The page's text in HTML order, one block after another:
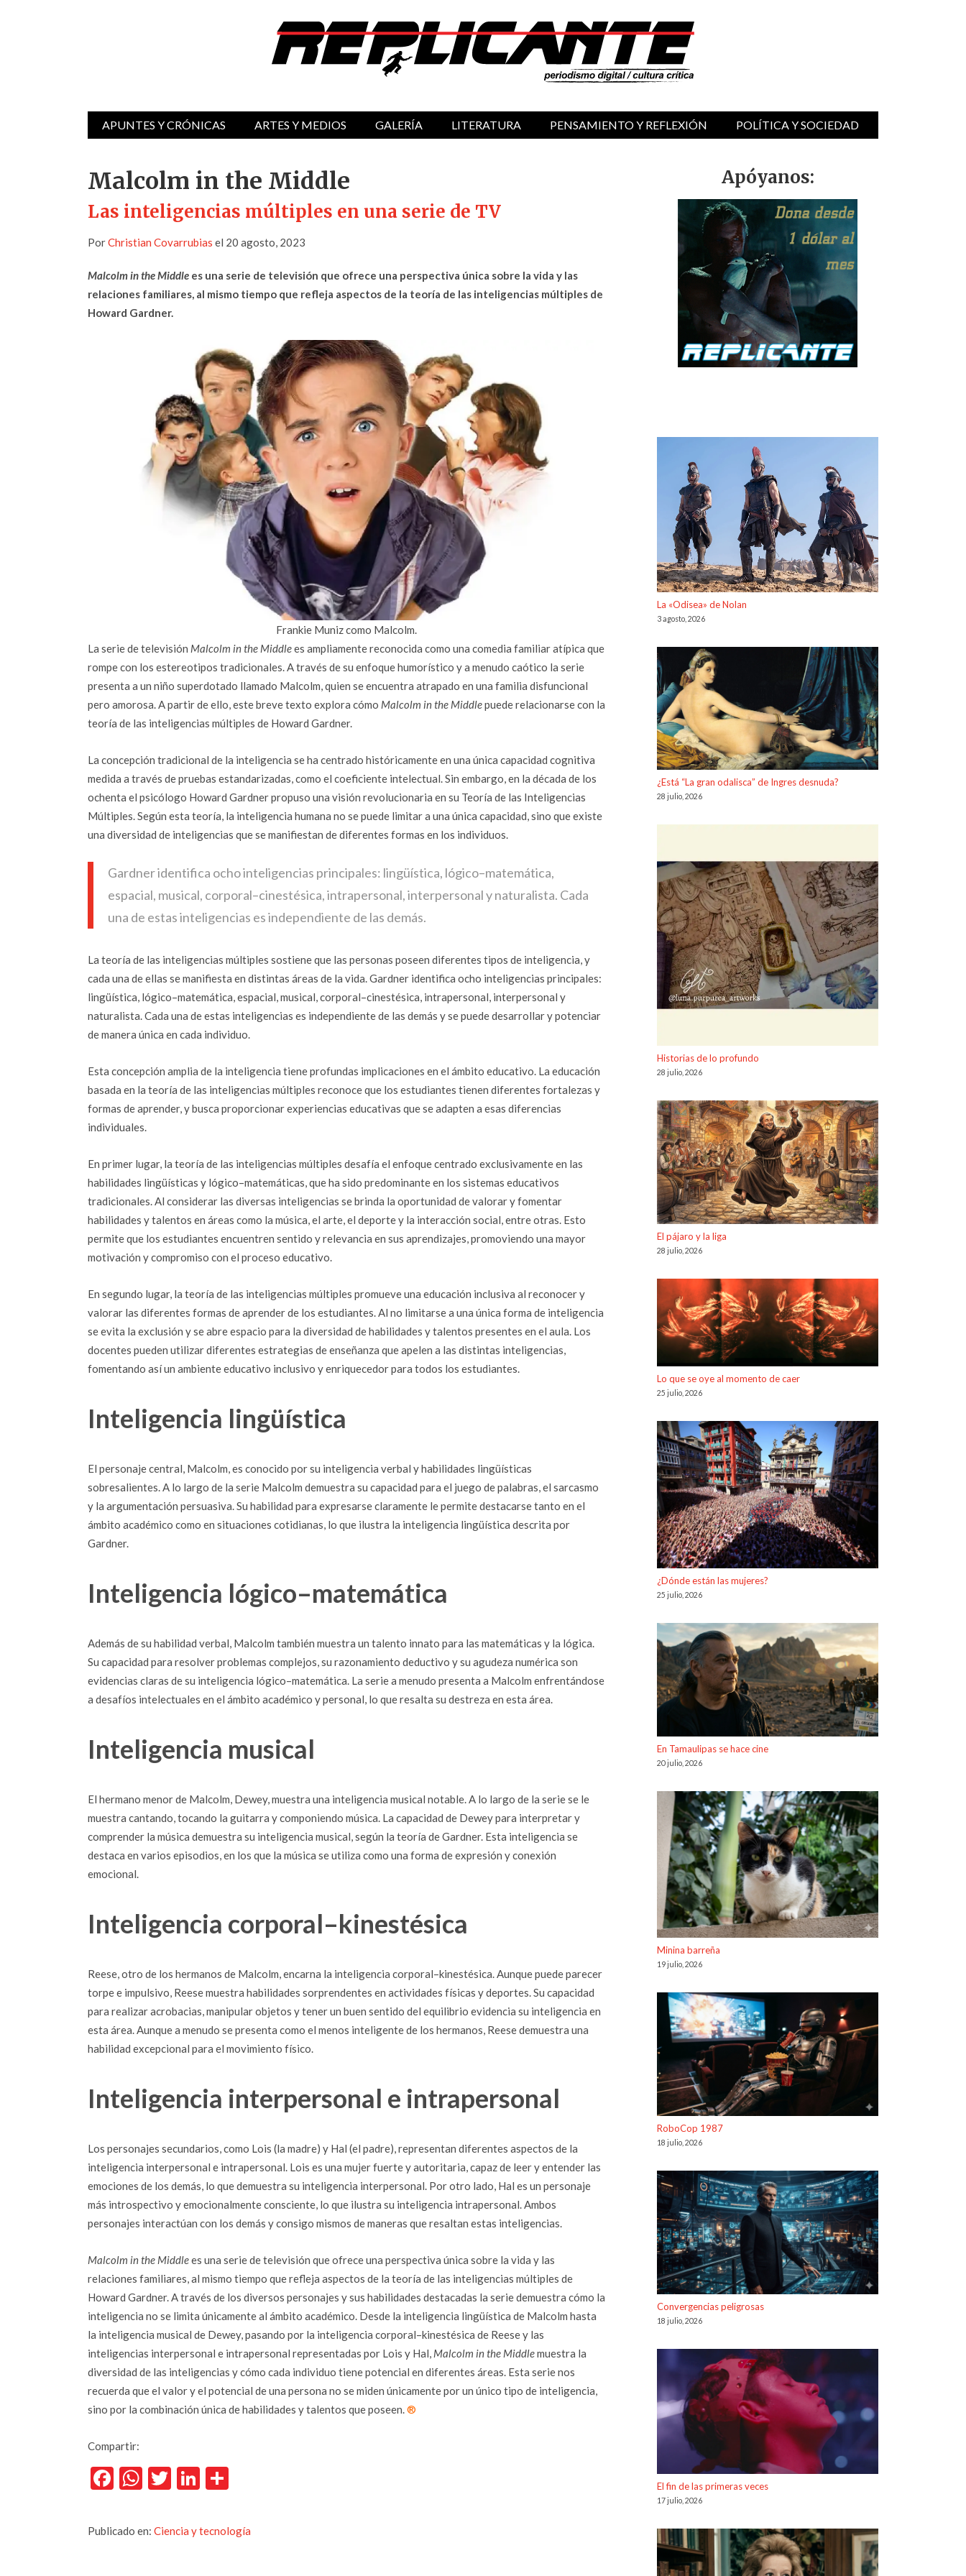
APUNTES Y CRÓNICAS ARTES Y MEDIOS GALERÍA LITERATURA PENSAMIENTO Y REFLEXIÓN POLÍTICA Y SOCIEDAD
Malcolm in the Middle
Las inteligencias múltiples en una serie de TV
PorChristian Covarrubias el 20 agosto, 2023
Malcolm in the Middle es una serie de televisión que ofrece una perspectiva única sobre la vida y las
relaciones familiares, al mismo tiempo que refleja aspectos de la teoría de las inteligencias múltiples de
Howard Gardner.
Frankie Muniz como Malcolm.
La serie de televisión Malcolm in the Middlees ampliamente reconocida como una comedia familiar atípica que
rompe con los estereotipos tradicionales. A través de su enfoque humorístico y a menudo caótico la serie
presenta a un niño superdotado llamado Malcolm, quien se encuentra atrapado en una familia disfuncional
pero amorosa. A partir de ello, este breve texto explora cómo Malcolm in the Middlepuede relacionarse con la
teoría de las inteligencias múltiples de Howard Gardner.
La concepción tradicional de la inteligencia se ha centrado históricamente en una única capacidad cognitiva
medida a través de pruebas estandarizadas, como el coeficiente intelectual. Sin embargo, en la década de los
ochenta el psicólogo Howard Gardner propuso una visión revolucionaria en su Teoría de las Inteligencias
Múltiples. Según esta teoría, la inteligencia humana no se puede limitar a una única capacidad, sino que existe
una diversidad de inteligencias que se manifiestan de diferentes formas en los individuos.
Gardner identifica ocho inteligencias principales: lingüística, lógico–matemática,
espacial, musical, corporal–cinestésica, intrapersonal, interpersonal y naturalista. Cada
una de estas inteligencias es independiente de las demás.
La teoría de las inteligencias múltiples sostiene que las personas poseen diferentes tipos de inteligencia, y
cada una de ellas se manifiesta en distintas áreas de la vida. Gardner identifica ocho inteligencias principales:
lingüística, lógico–matemática, espacial, musical, corporal–cinestésica, intrapersonal, interpersonal y
naturalista. Cada una de estas inteligencias es independiente de las demás y se puede desarrollar y potenciar
de manera única en cada individuo.
Esta concepción amplia de la inteligencia tiene profundas implicaciones en el ámbito educativo. La educación
basada en la teoría de las inteligencias múltiples reconoce que los estudiantes tienen diferentes fortalezas y
formas de aprender, y busca proporcionar experiencias educativas que se adapten a esas diferencias
individuales.
En primer lugar, la teoría de las inteligencias múltiples desafía el enfoque centrado exclusivamente en las
habilidades lingüísticas y lógico–matemáticas, que ha sido predominante en los sistemas educativos
tradicionales. Al considerar las diversas inteligencias se brinda la oportunidad de valorar y fomentar
habilidades y talentos en áreas como la música, el arte, el deporte y la interacción social, entre otras. Esto
permite que los estudiantes encuentren sentido y relevancia en sus aprendizajes, promoviendo una mayor
motivación y compromiso con el proceso educativo.
En segundo lugar, la teoría de las inteligencias múltiples promueve una educación inclusiva al reconocer y
valorar las diferentes formas de aprender de los estudiantes. Al no limitarse a una única forma de inteligencia
se evita la exclusión y se abre espacio para la diversidad de habilidades y talentos presentes en el aula. Los
docentes pueden utilizar diferentes estrategias de enseñanza que apelen a las distintas inteligencias,
fomentando así un ambiente educativo inclusivo y enriquecedor para todos los estudiantes.
Inteligencia lingüística
El personaje central, Malcolm, es conocido por su inteligencia verbal y habilidades lingüísticas
sobresalientes. A lo largo de la serie Malcolm demuestra su capacidad para el juego de palabras, el sarcasmo
y la argumentación persuasiva. Su habilidad para expresarse claramente le permite destacarse tanto en el
ámbito académico como en situaciones cotidianas, lo que ilustra la inteligencia lingüística descrita por
Gardner.
Inteligencia lógico–matemática
Además de su habilidad verbal, Malcolm también muestra un talento innato para las matemáticas y la lógica.
Su capacidad para resolver problemas complejos, su razonamiento deductivo y su agudeza numérica son
evidencias claras de su inteligencia lógico–matemática. La serie a menudo presenta a Malcolm enfrentándose
a desafíos intelectuales en el ámbito académico y personal, lo que resalta su destreza en esta área.
Inteligencia musical
El hermano menor de Malcolm, Dewey, muestra una inteligencia musical notable. A lo largo de la serie se le
muestra cantando, tocando la guitarra y componiendo música. La capacidad de Dewey para interpretar y
comprender la música demuestra su inteligencia musical, según la teoría de Gardner. Esta inteligencia se
destaca en varios episodios, en los que la música se utiliza como una forma de expresión y conexión
emocional.
Inteligencia corporal–kinestésica
Reese, otro de los hermanos de Malcolm, encarna la inteligencia corporal–kinestésica. Aunque puede parecer
torpe e impulsivo, Reese muestra habilidades sorprendentes en actividades físicas y deportes. Su capacidad
para realizar acrobacias, manipular objetos y tener un buen sentido del equilibrio evidencia su inteligencia en
esta área. Aunque a menudo se presenta como el menos inteligente de los hermanos, Reese demuestra una
habilidad excepcional para el movimiento físico.
Inteligencia interpersonal e intrapersonal
Los personajes secundarios, como Lois (la madre) y Hal (el padre), representan diferentes aspectos de la
inteligencia interpersonal e intrapersonal. Lois es una mujer fuerte y autoritaria, capaz de leer y entender las
emociones de los demás, lo que demuestra su inteligencia interpersonal. Por otro lado, Hal es un personaje
más introspectivo y emocionalmente consciente, lo que ilustra su inteligencia intrapersonal. Ambos
personajes interactúan con los demás y consigo mismos de maneras que resaltan estas inteligencias.
Malcolm in the Middlees una serie de televisión que ofrece una perspectiva única sobre la vida y las
relaciones familiares, al mismo tiempo que refleja aspectos de la teoría de las inteligencias múltiples de
Howard Gardner. A través de los diversos personajes y sus habilidades destacadas la serie demuestra cómo la
inteligencia no se limita únicamente al ámbito académico. Desde la inteligencia lingüística de Malcolm hasta
la inteligencia musical de Dewey, pasando por la inteligencia corporal–kinestésica de Reese y las
inteligencias interpersonal e intrapersonal representadas por Lois y Hal, Malcolm in the Middlemuestra la
diversidad de las inteligencias y cómo cada individuo tiene potencial en diferentes áreas. Esta serie nos
recuerda que el valor y el potencial de una persona no se miden únicamente por un único tipo de inteligencia,
sino por la combinación única de habilidades y talentos que poseen.®
Compartir:
Facebook
WhatsApp
TwitterLinkedIn
Publicado en: Ciencia y tecnología
Apóyanos:
La «Odisea» de Nolan
3 agosto, 2026
¿Está “La gran odalisca” de Ingres desnuda?
28 julio, 2026
Historias de lo profundo
28 julio, 2026
El pájaro y la liga
28 julio, 2026
Lo que se oye al momento de caer
25 julio, 2026
¿Dónde están las mujeres?
25 julio, 2026
En Tamaulipas se hace cine
20 julio, 2026
Minina barreña
19 julio, 2026
RoboCop 1987
18 julio, 2026
Convergencias peligrosas
18 julio, 2026
El fin de las primeras veces
17 julio, 2026